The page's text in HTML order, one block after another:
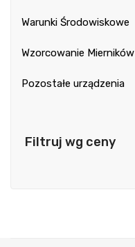
Warunki Środowiskowe
Wzorcowanie Mierników
Pozostałe urządzenia
Filtruj wg ceny